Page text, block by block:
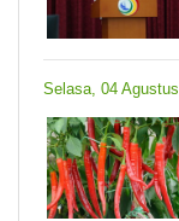
Selasa, 04